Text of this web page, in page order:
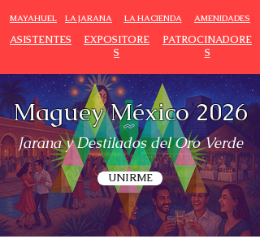
MAYAHUEL LA JARANA LA HACIENDA AMENIDADES
ASISTENTES
EXPOSITORE
S
PATROCINADORE
S
Maguey México 2026
Jarana y Destilados del Oro Verde
UNIRME